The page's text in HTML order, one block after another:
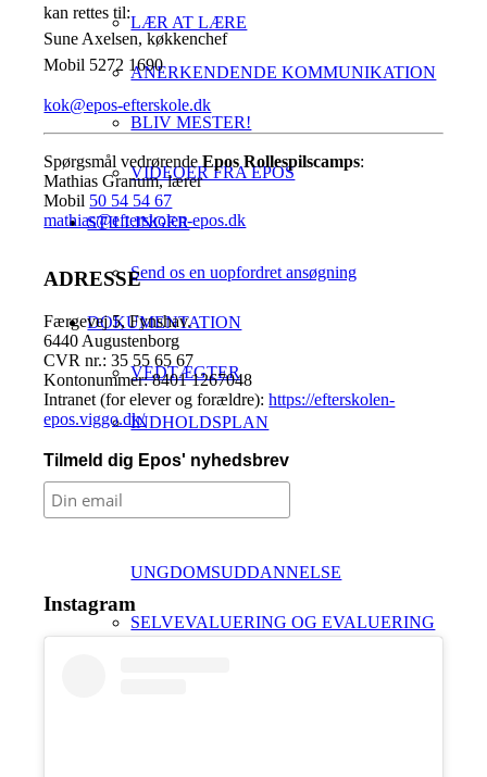
LÆR AT LÆRE
ANERKENDENDE KOMMUNIKATION
BLIV MESTER!
VIDEOER FRA EPOS
STILLINGER
Send os en uopfordret ansøgning
DOKUMENTATION
VEDTÆGTER
INDHOLDSPLAN
KARAKTERER
ELEVERS OVERGANG TIL
UNGDOMSUDDANNELSE
SELVEVALUERING OG EVALUERING
kan rettes til:
Sune Axelsen, køkkenchef
Mobil 5272 1690
kok@epos-efterskole.dk
Spørgsmål vedrørende Epos Rollespilscamps:
Mathias Granum, lærer
Mobil 50 54 54 67
mathias@efterskolen-epos.dk
ADRESSE
Færgevej 5, Fynshav.
6440 Augustenborg
CVR nr.: 35 55 65 67
Kontonummer: 8401 1267048
Intranet (for elever og forældre):https://efterskolen-
epos.viggo.dk/
Tilmeld dig Epos' nyhedsbrev
Instagram